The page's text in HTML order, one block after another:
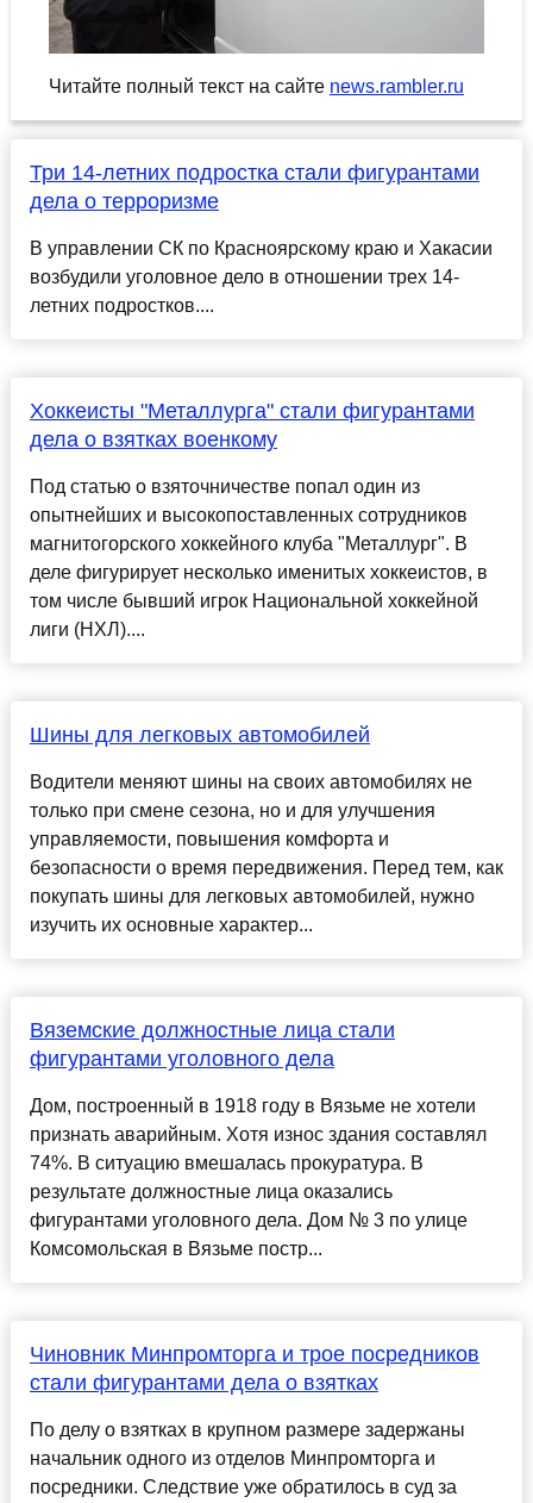
Читайте полный текст на сайте news.rambler.ru
Три 14-летних подростка стали фигурантами
дела о терроризме
В управлении СК по Красноярскому краю и Хакасии
возбудили уголовное дело в отношении трех 14-
летних подростков....
Хоккеисты "Металлурга" стали фигурантами
дела о взятках военкому
Под статью о взяточничестве попал один из
опытнейших и высокопоставленных сотрудников
магнитогорского хоккейного клуба "Металлург". В
деле фигурирует несколько именитых хоккеистов, в
том числе бывший игрок Национальной хоккейной
лиги (НХЛ)....
Шины для легковых автомобилей
Водители меняют шины на своих автомобилях не
только при смене сезона, но и для улучшения
управляемости, повышения комфорта и
безопасности о время передвижения. Перед тем, как
покупать шины для легковых автомобилей, нужно
изучить их основные характер...
Вяземские должностные лица стали
фигурантами уголовного дела
Дом, построенный в 1918 году в Вязьме не хотели
признать аварийным. Хотя износ здания составлял
74%. В ситуацию вмешалась прокуратура. В
результате должностные лица оказались
фигурантами уголовного дела. Дом № 3 по улице
Комсомольская в Вязьме постр...
Чиновник Минпромторга и трое посредников
стали фигурантами дела о взятках
По делу о взятках в крупном размере задержаны
начальник одного из отделов Минпромторга и
посредники. Следствие уже обратилось в суд за